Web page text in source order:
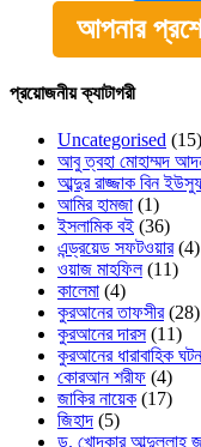
আপনার
প্রয়োজনীয় ক্যাটাগরী
Uncategorised (15)
আবু ত্বহা মোহাম্মদ
আব্দুর রাজ্জাক বিন
আমির হামজা (1)
ইসলামিক বই (36)
এন্ড্রয়েড সফটওয়ার(4)
ওয়াজ মাহফিল(11)
কালেমা (4)
কুরআনের তাফসীর(28)
কুরআনের দারস(11)
কুরআনের ধারাবাহিক
কোরআন শরীফ (4)
জাকির নায়েক (17)
জিহাদ (5)
ড. খোন্দকার আব্দুল্লাহ